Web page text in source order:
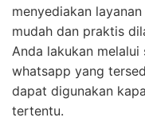
menyediakan
mudah dan praktis
Anda lakukan
whatsapp yang
dapat digunakan
tertentu.